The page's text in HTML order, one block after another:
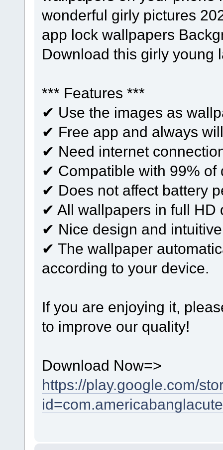
wonderful girly pictures
app lock wallpapers
Download this girly young
*** Features ***
✔ Use the images as
✔ Free app and always
✔ Need internet
✔ Compatible with 99% of
✔ Does not affect battery
✔ All wallpapers in full HD
✔ Nice design and
✔ The wallpaper
according to your device.
If you are enjoying it,
to improve our quality!
Download Now=>
https://play.google.com/